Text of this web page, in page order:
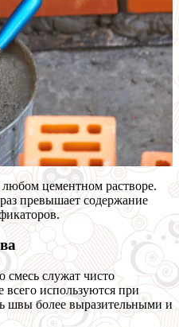
цементном растворе.
превышает содержание
служат чисто
используются при
швы более выразительными и